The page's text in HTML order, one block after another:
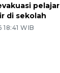
pelajar
di sekolah
WIB